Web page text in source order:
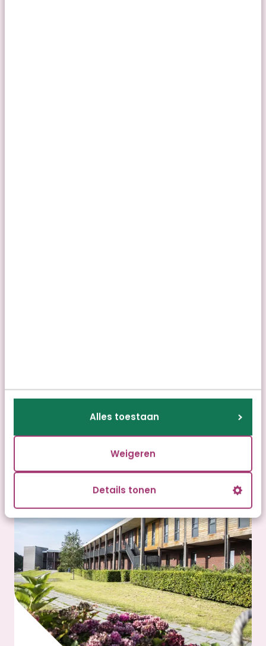
Alles toestaan
Weigeren
Details tonen
Camminghaburen